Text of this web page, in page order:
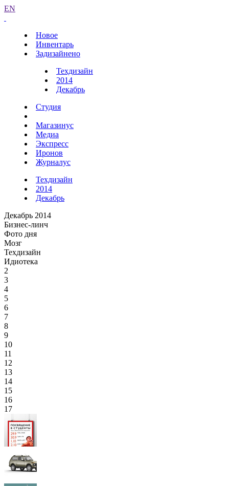
EN
Новое
Инвентарь
Задизайнено
Техдизайн
2014
Декабрь
Студия
Магазинус
Медиа
Экспресс
Иронов
Журналус
Техдизайн
2014
Декабрь
Декабрь 2014
Бизнес-линч
Фото дня
Мозг
Техдизайн
Идиотека
2
3
4
5
6
7
8
9
10
11
12
13
14
15
16
17